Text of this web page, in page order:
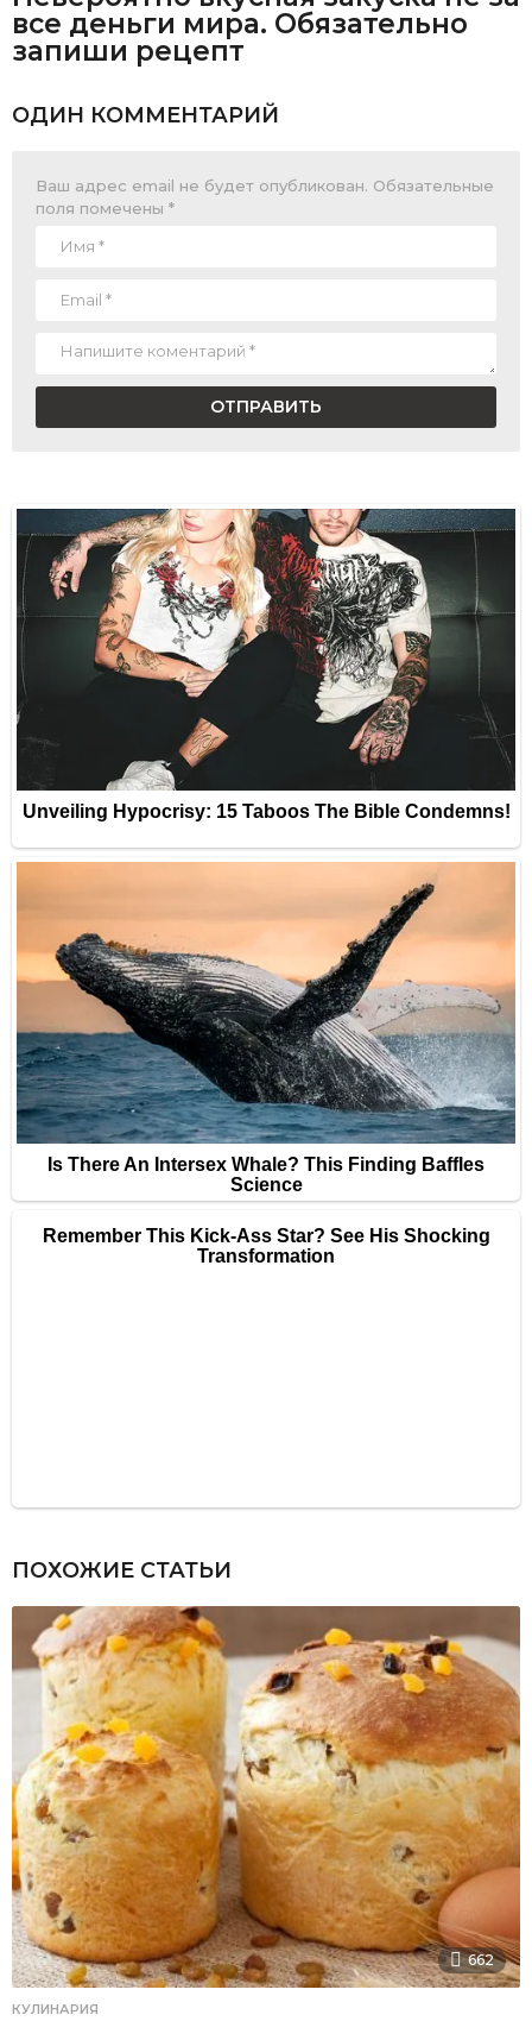
все деньги мира. Обязательно
запиши рецепт
ОДИН КОММЕНТАРИЙ
Ваш адрес email не будет опубликован. Обязательные
поля помечены *
ПОХОЖИЕ СТАТЬИ
662
КУЛИНАРИЯ